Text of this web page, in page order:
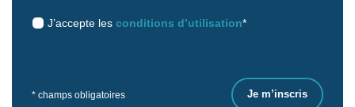
J’accepte les conditions d’utilisation*
* champs obligatoires